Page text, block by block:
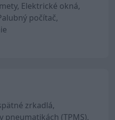
Elektrické okná,
počítač,
zrkadlá,
pneumatikách (TPMS),